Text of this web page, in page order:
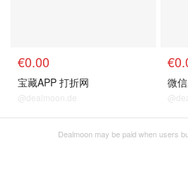
€0.00
宝藏APP 打折网
@dealmoon.de
微
Dealmoon may be paid when users